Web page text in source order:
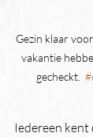
Gezin klaar
vakantie
gecheckt.
Iedereen